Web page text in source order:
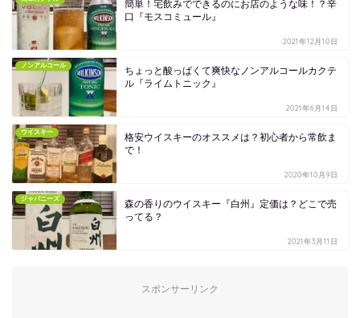
簡単！宅飲みでできるのにお店のような味！？辛
口『モスコミュール』
2021年12月10日
ノンアルコール
ちょっと酸っぱくて爽快なノンアルコールカクテ
ル『ライムトニック』
2021年6月14日
ウイスキー
格安ウイスキーのオススメは？初心者から常飲ま
で！
2020年10月9日
ジャパニーズ
森の香りのウイスキー『白州』定価は？どこで売
ってる？
2021年3月11日
スポンサーリンク